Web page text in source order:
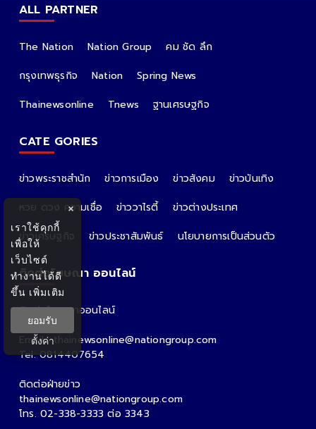
ALL PARTNER
The Nation Nation Group
คม ชัด ลึก
กรุงเทพธุรกิจ
Nation
Spring News
Thainewsonline
Tnews ฐานเศรษฐกิจ
CATE GORIES
ข่าวพระราชสำนัก ข่าวการเมือง ข่าวสังคม
ข่าวบันเทิง
หวย ดวง ความเชื่อ
ข่าววาไรตี้
ข่าวต่างประเทศ
ข่าวเศรษฐกิจ
ข่าวประชาสัมพันธ์ นโยบายการเป็นส่วนตัว
ติดต่อโฆษณา ออนไลน์
ติดต่อโฆษณาออนไลน์
คุณอ้อ
Email : thainewsonline@nationgroup.com
Tel: 0814407654
ติดต่อฝ่ายข่าว
thainewsonline@nationgroup.com
โทร. 02-338-3333 ต่อ 3343
×
เราใช้คุกกี้
เพื่อให้
เว็บไซต์
ทำงานได้ดี
ขึ้น เพิ่มเติม
ยอมรับ
ตั้งค่า